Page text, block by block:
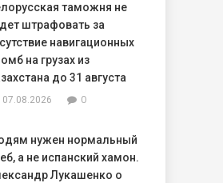
таможня не
штрафовать за
навигационных
на грузах из
до 31 августа
07.08.2026 0
нужен нормальный
а не испанский хамон.
Лукашенко о